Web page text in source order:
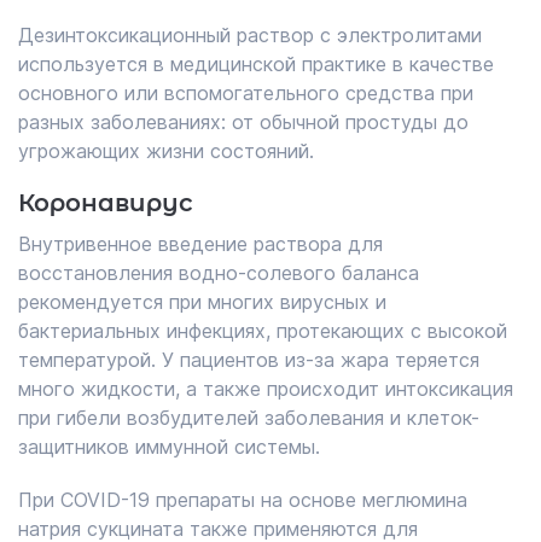
Дезинтоксикационный раствор с электролитами
используется в медицинской практике в качестве
основного или вспомогательного средства при
разных заболеваниях: от обычной простуды до
угрожающих жизни состояний.
Коронавирус
Внутривенное введение раствора для
восстановления водно-солевого баланса
рекомендуется при многих вирусных и
бактериальных инфекциях, протекающих с высокой
температурой. У пациентов из-за жара теряется
много жидкости, а также происходит интоксикация
при гибели возбудителей заболевания и клеток-
защитников иммунной системы.
При COVID-19 препараты на основе меглюмина
натрия сукцината также применяются для